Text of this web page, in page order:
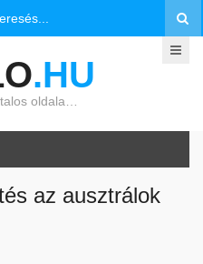
.HU
oldala…
az ausztrálok